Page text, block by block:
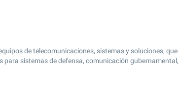
de telecomunicaciones, sistemas y soluciones,
sistemas de defensa, comunicación